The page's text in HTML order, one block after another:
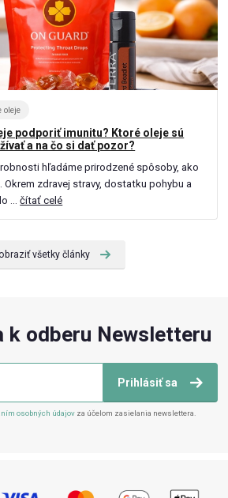
oleje
podporiť imunitu? Ktoré oleje sú
a na čo si dať pozor?
hľadáme prirodzené spôsoby, ako
zdravej stravy, dostatku pohybu a
...čítať celé
všetky články
k odberu Newsletteru
Prihlásiť sa
osobných údajov za účelom zasielania newslettera.